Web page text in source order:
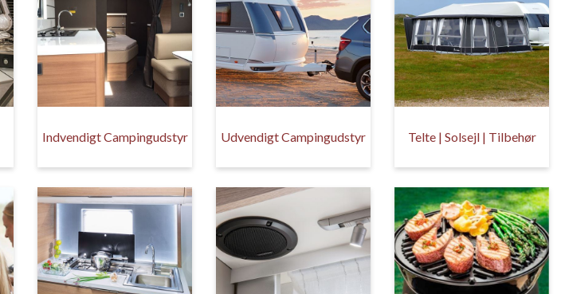
Indvendigt Campingudstyr Udvendigt Campingudstyr Telte | Solsejl | Tilbehør